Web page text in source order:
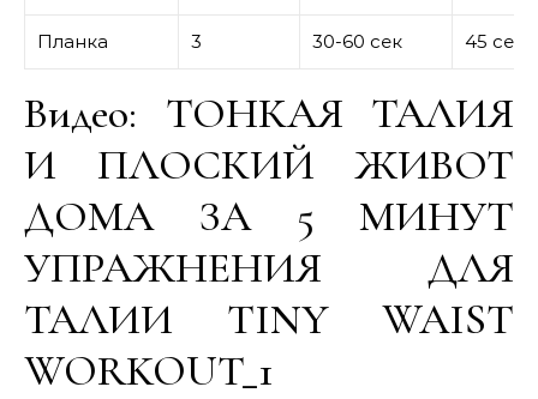
Планка 3 30-60 сек 45 сек
Видео: ТОНКАЯ ТАЛИЯ
И ПЛОСКИЙ ЖИВОТ
ДОМА ЗА 5 МИНУТ
УПРАЖНЕНИЯ ДЛЯ
ТАЛИИ TINY WAIST
WORKOUT_1